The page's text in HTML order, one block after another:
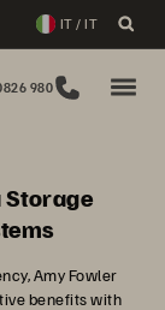
IT / IT
980
Amy Fowler
benefits with